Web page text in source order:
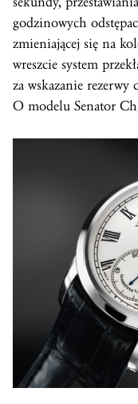
godzinowych
zmieniającej się na
wreszcie system
za wskazanie rezerwy
O modelu Senator